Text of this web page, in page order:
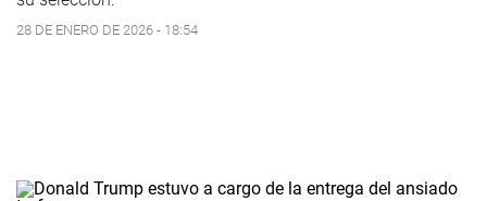
28 DE ENERO DE 2026 - 18:54